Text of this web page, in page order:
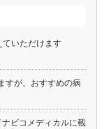
ていただけます
すが、おすすめの病
ナビコメディカルに載